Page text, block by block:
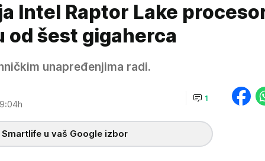
Intel Raptor Lake
od šest gigaherca
unapređenjima radi.
1
u vaš Google izbor